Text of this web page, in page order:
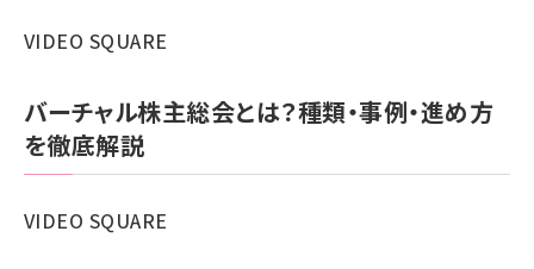
ラ
ト
ラ
ボ
レ
VIDEO SQUARE
バーチャル株主総会とは？種類・事例・進め方
を徹底解説
VIDEO SQUARE